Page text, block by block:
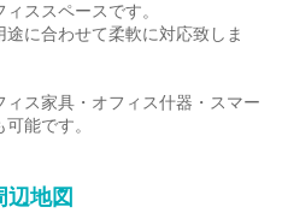
ススペースです。
に合わせて柔軟に対応致しま
ス家具・オフィス什器・スマー
可能です。
辺地図